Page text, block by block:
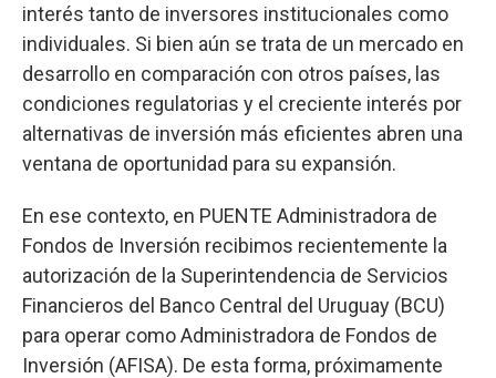
interés tanto de inversores institucionales como
individuales. Si bien aún se trata de un mercado en
desarrollo en comparación con otros países, las
condiciones regulatorias y el creciente interés por
alternativas de inversión más eficientes abren una
ventana de oportunidad para su expansión.
En ese contexto, en PUENTE Administradora de
Fondos de Inversión recibimos recientemente la
autorización de la Superintendencia de Servicios
Financieros del Banco Central del Uruguay (BCU)
para operar como Administradora de Fondos de
Inversión (AFISA). De esta forma, próximamente